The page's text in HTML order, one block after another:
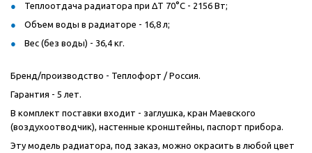
Теплоотдача радиатора при ΔT 70°C - 2156 Вт;
Объем воды в радиаторе - 16,8 л;
Вес (без воды) - 36,4 кг.
Бренд/производство - Теплофорт / Россия.
Гарантия - 5 лет.
В комплект поставки входит - заглушка, кран Маевского
(воздухоотводчик), настенные кронштейны, паспорт прибора.
Эту модель радиатора, под заказ, можно окрасить в любой цвет